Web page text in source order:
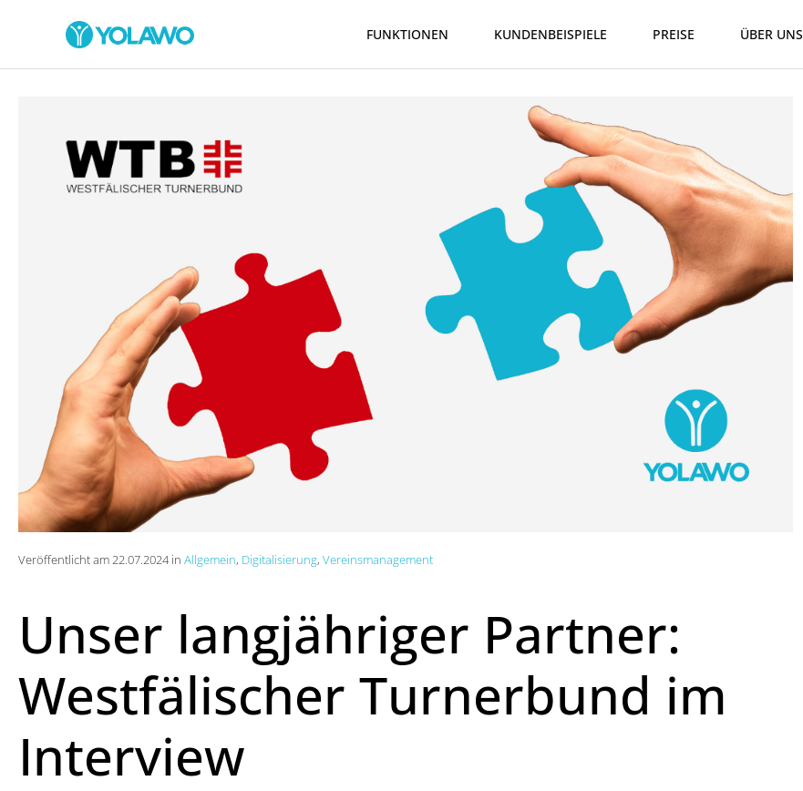
FUNKTIONEN KUNDENBEISPIELE PREISE ÜBER UNS
Veröffentlicht am 22.07.2024 in Allgemein, Digitalisierung, Vereinsmanagement
Unser langjähriger Partner:
Westfälischer Turnerbund im
Interview